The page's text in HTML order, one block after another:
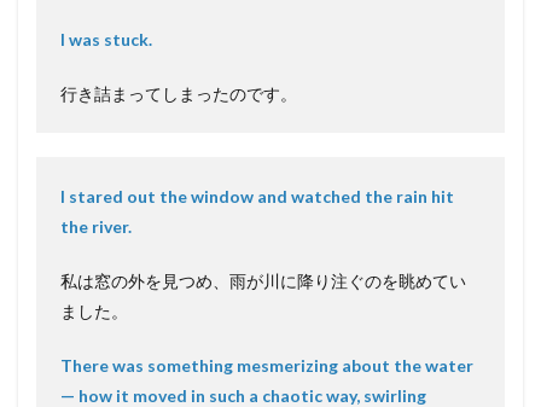
I was stuck.
行き詰まってしまったのです。
I stared out the window and watched the rain hit
the river.
私は窓の外を見つめ、雨が川に降り注ぐのを眺めてい
ました。
There was something mesmerizing about the water
— how it moved in such a chaotic way, swirling